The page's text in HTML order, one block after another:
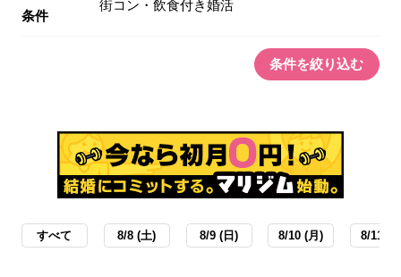
条件
街コン・飲食付き婚活
条件を絞り込む
すべて 8/8 (土) 8/9 (日) 8/10 (月) 8/11 (